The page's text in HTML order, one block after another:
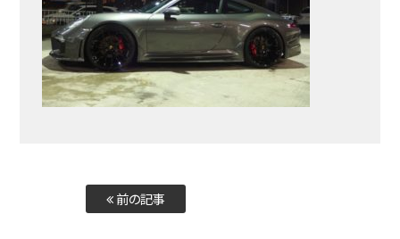
前の記事